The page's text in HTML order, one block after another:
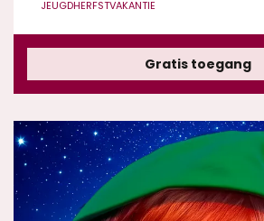
JEUGDHERFSTVAKANTIE
Gratis toegang